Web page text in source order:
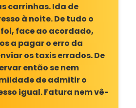
carrinhas. Ida de
à noite. De tudo o
face ao acordado,
a pagar o erro da
os taxis errados. De
então se nem
de admitir o
igual. Fatura nem vê-